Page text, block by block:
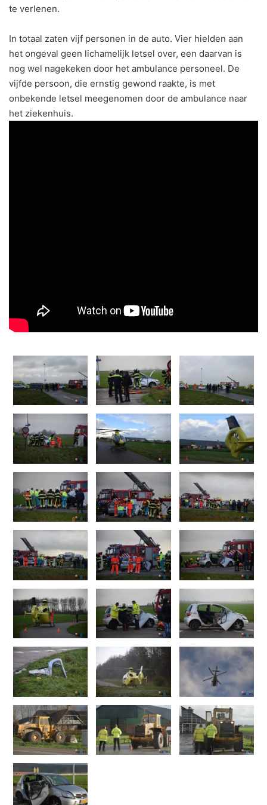
te verlenen.
In totaal zaten vijf personen in de auto. Vier hielden aan
het ongeval geen lichamelijk letsel over, een daarvan is
nog wel nagekeken door het ambulance personeel. De
vijfde persoon, die ernstig gewond raakte, is met
onbekende letsel meegenomen door de ambulance naar
het ziekenhuis.